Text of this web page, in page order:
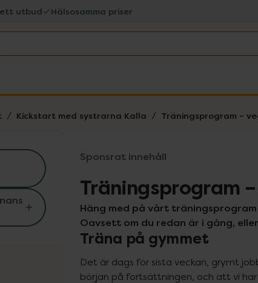
utbud Hälsosamma priser
Kickstart med systrarna Kalla Träningsprogram –
Sponsrat innehåll
Träningsprogram
Häng med på vårt
Oavsett om du redan är i gång,
Träna på gymmet
Det är dags för sista veckan, grymt
början på fortsättningen, och att vi